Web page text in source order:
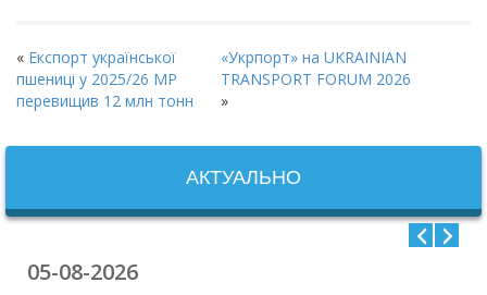
« Експорт української
пшениці у 2025/26 МР
перевищив 12 млн тонн
«Укрпорт» на UKRAINIAN
TRANSPORT FORUM 2026
»
АКТУАЛЬНО
05-08-2026